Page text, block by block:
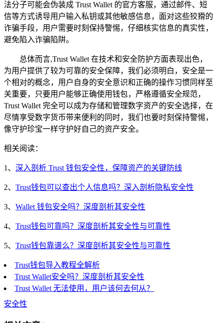
法分子可能会伪装成 Trust Wallet 的官方客服，通过邮件、短
信等方式诱导用户输入私钥或其他敏感信息，面对这些狡猾的
诈骗手段，用户需要时刻保持警惕，仔细核实信息的真实性，
避免陷入诈骗陷阱。
总体而言,Trust Wallet 在技术和安全防护方面表现出色，
为用户提供了较为可靠的安全保障，我们必须明白，安全是一
个相对的概念，用户自身的安全意识和正确的操作习惯同样至
关重要，只要用户能够正确使用钱包，严格遵循安全规范，
Trust Wallet 完全可以成为存储和管理数字资产的安全选择，在
尽情享受数字货币带来便利的同时，我们也要时刻保持警惕，
像守护珍宝一样守护好自己的资产安全。
相关阅读：
1、 深入剖析 Trust 钱包安全性，保障资产的关键防线
2、 Trust钱包可以查出个人信息吗？深入剖析隐私安全性
3、 Wallet 钱包安全吗？深度剖析其安全性
4、 Trust钱包可靠吗？深度剖析其安全性与可靠性
5、 Trust钱包靠谱么？深度剖析其安全性与可靠性
Trust钱包导入教程全解析
Trust Wallet安全吗？深度剖析其安全性
Trust Wallet 无法使用，用户该何去何从？
安全性